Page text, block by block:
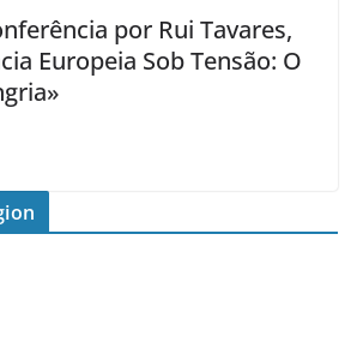
por Rui Tavares,
Europeia Sob Tensão: O